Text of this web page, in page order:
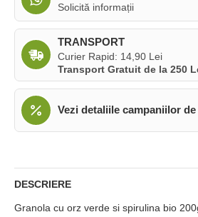
Solicită informații
TRANSPORT
Curier Rapid: 14,90 Lei
Transport Gratuit de la 250
Vezi detaliile campaniilor
DESCRIERE
Granola cu orz verde si spirulina bio